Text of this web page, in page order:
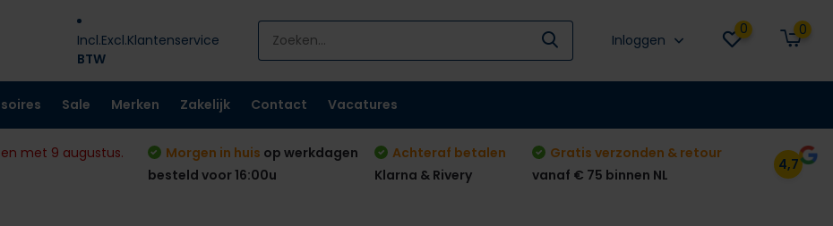
Incl.Excl.
BTW
Klantenservice Inloggen
0 0
Sale Merken Zakelijk Contact Vacatures
met 9 augustus.
Morgen in huis op werkdagen
besteld voor 16:00u
Achteraf betalen
Klarna & Rivery
Gratis verzonden & retour
vanaf € 75 binnen NL
4,7